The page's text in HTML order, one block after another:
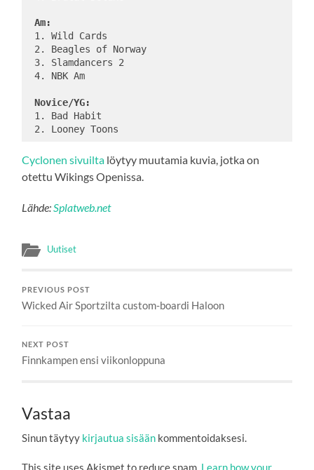
Am:
Novice/YG:
Cyclonen sivuilta löytyy muutamia kuvia, jotka on
otettu Wikings Openissa.
Lähde: Splatweb.net
Uutiset
PREVIOUS POST
Wicked Air Sportzilta custom-boardi Haloon
NEXT POST
Finnkampen ensi viikonloppuna
Vastaa
Sinun täytyy kirjautua sisään kommentoidaksesi.
This site uses Akismet to reduce spam. Learn how your